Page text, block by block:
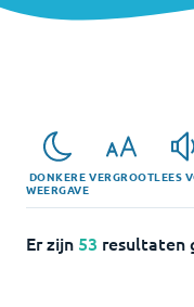
DONKERE
WEERGAVE
VERGROOTLEES
Er zijn 53 resultaten